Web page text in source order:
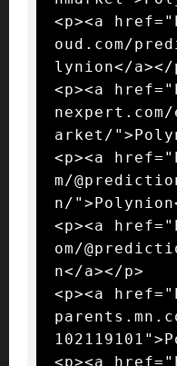
<p><a
oud.com/
lynion</a></
<p><a
arket/
<p><a
m/
n/
<p><a
om/
n</a></p>
<p><a
<p><a